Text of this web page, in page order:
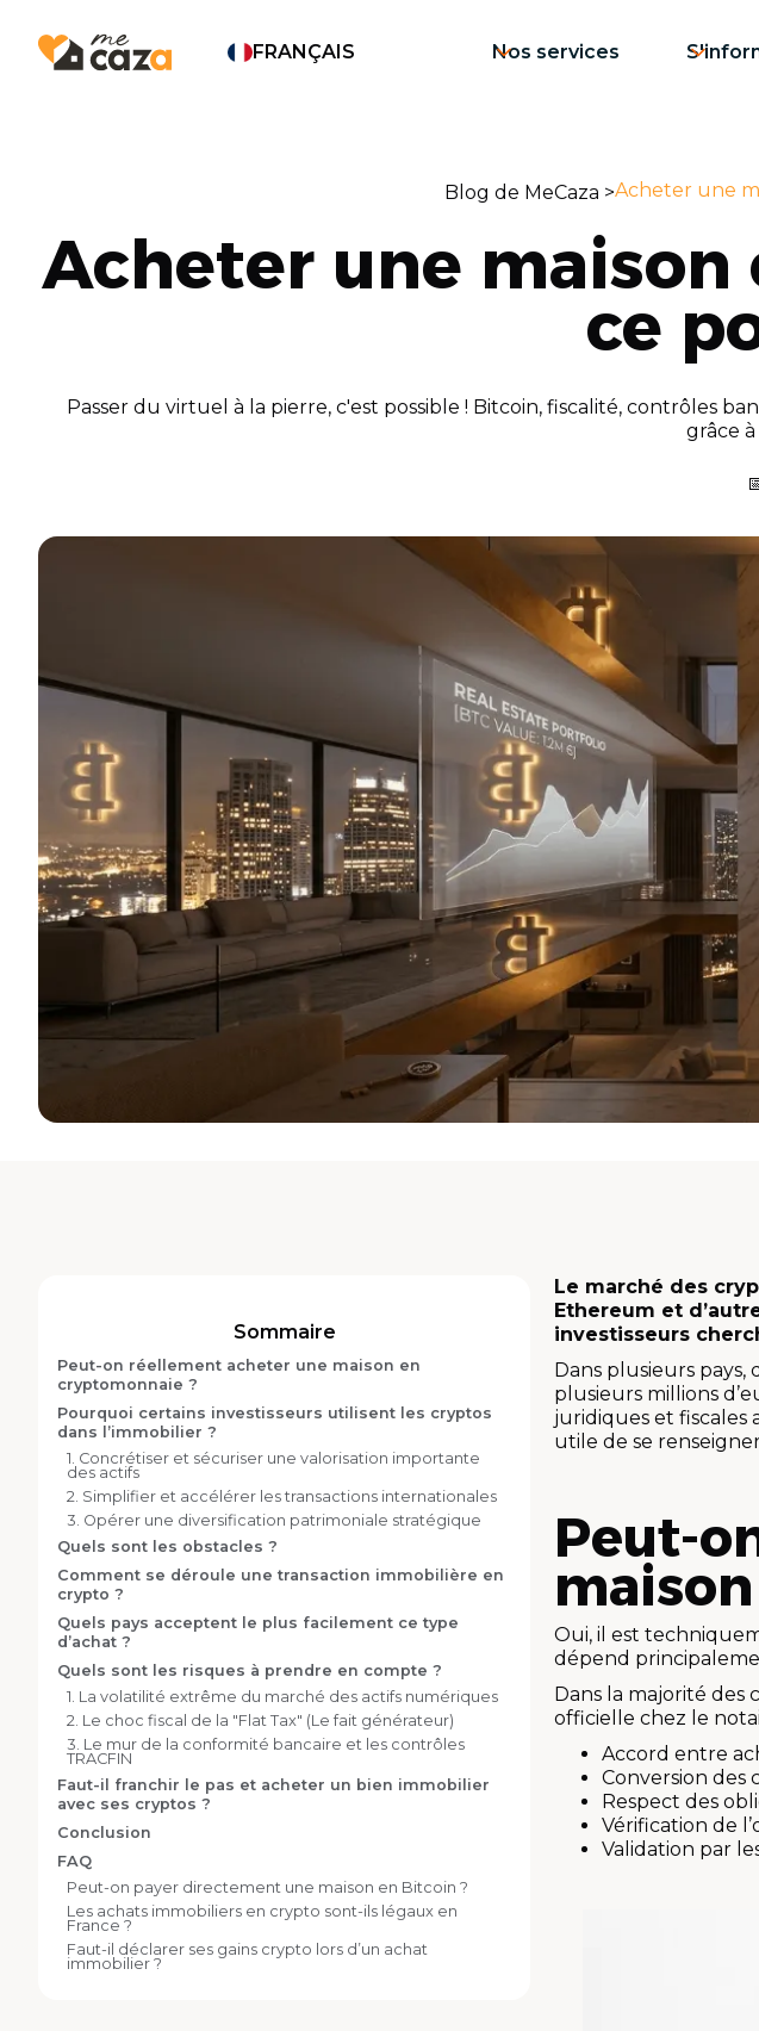
FRANÇAIS Nos services
Blog de MeCaza >Acheter une
Acheter une
ce
Passer du virtuel à la pierre, c'est possible ! Bitcoin, fiscalité, contrôles
grâce
Sommaire
Peut-on réellement acheter une maison en
cryptomonnaie ?
Pourquoi certains investisseurs utilisent les cryptos
dans l’immobilier ?
1. Concrétiser et sécuriser une valorisation importante
des actifs
2. Simplifier et accélérer les transactions internationales
3. Opérer une diversification patrimoniale stratégique
Quels sont les obstacles ?
Comment se déroule une transaction immobilière en
crypto ?
Quels pays acceptent le plus facilement ce type
d’achat ?
Quels sont les risques à prendre en compte ?
1. La volatilité extrême du marché des actifs numériques
2. Le choc fiscal de la "Flat Tax" (Le fait générateur)
3. Le mur de la conformité bancaire et les contrôles
TRACFIN
Faut-il franchir le pas et acheter un bien immobilier
avec ses cryptos ?
Conclusion
FAQ
Peut-on payer directement une maison en Bitcoin ?
Les achats immobiliers en crypto sont-ils légaux en
France ?
Faut-il déclarer ses gains crypto lors d’un achat
immobilier ?
Le marché des
Ethereum et
investisseurs
Dans plusieurs
plusieurs millions
juridiques et
utile de se
Peut-
Oui, il est
dépend
Dans la majorité des
officielle chez le
Accord entre
Conversion des
Respect des
Vérification de
Validation par